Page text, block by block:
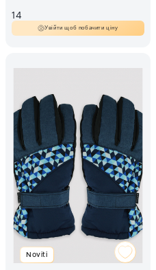
14
Увійти щоб побачити ціну
Noviti